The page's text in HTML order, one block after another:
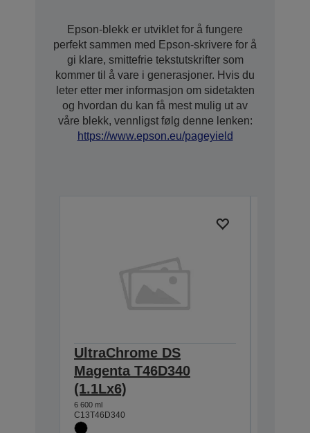
Epson-blekk er utviklet for å fungere
perfekt sammen med Epson-skrivere for å
gi klare, smittefrie tekstutskrifter som
kommer til å vare i generasjoner. Hvis du
leter etter mer informasjon om sidetakten
og hvordan du kan få mest mulig ut av
våre blekk, vennligst følg denne lenken:
https://www.epson.eu/pageyield
UltraChrome DS
Magenta T46D340
(1.1Lx6)
6 600 ml
C13T46D340